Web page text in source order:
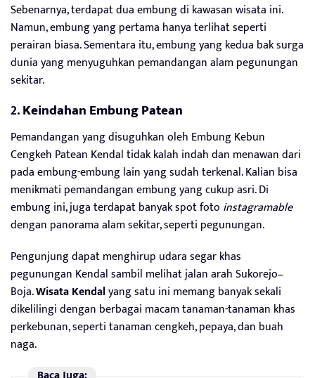
Sebenarnya, terdapat dua embung di kawasan wisata ini.
Namun, embung yang pertama hanya terlihat seperti
perairan biasa. Sementara itu, embung yang kedua bak surga
dunia yang menyuguhkan pemandangan alam pegunungan
sekitar.
2.Keindahan Embung Patean
Pemandangan yang disuguhkan oleh Embung Kebun
Cengkeh Patean Kendal tidak kalah indah dan menawan dari
pada embung-embung lain yang sudah terkenal. Kalian bisa
menikmati pemandangan embung yang cukup asri. Di
embung ini, juga terdapat banyak spot foto instagramable
dengan panorama alam sekitar, seperti pegunungan.
Pengunjung dapat menghirup udara segar khas
pegunungan Kendal sambil melihat jalan arah Sukorejo–
Boja.Wisata Kendalyang satu ini memang banyak sekali
dikelilingi dengan berbagai macam tanaman-tanaman khas
perkebunan, seperti tanaman cengkeh, pepaya, dan buah
naga.